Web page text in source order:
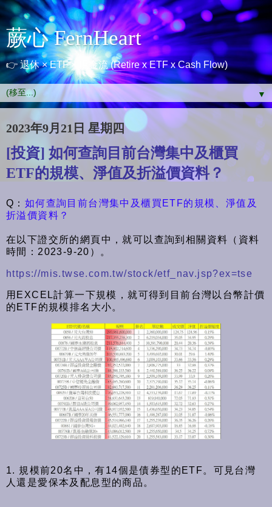
蕨心 FernHeart
👉 退休 × ETF × 現金流 (Retire x ETF x Cash Flow)
▼
2023年9月21日 星期四
[投資] 如何查詢目前台灣集中及櫃買
ETF的規模、淨值及折溢價資料？
Q： 如何查詢目前台灣集中及櫃買ETF的規模、淨值及
折溢價資料？
在以下證交所的網頁中，就可以查詢到相關資料（資料
時間：2023-9-20）。
https://mis.twse.com.tw/stock/etf_nav.jsp?ex=tse
用EXCEL計算一下規模，就可得到目前台灣以台幣計價
的ETF的規模排名大小。
1. 規模前20名中，有14個是債券型的ETF。可見台灣
人還是愛保本及配息型的商品。